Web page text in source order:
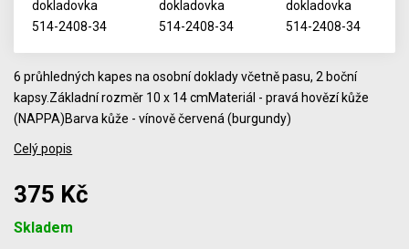
6 průhledných kapes na osobní doklady včetně pasu, 2 boční
kapsy.Základní rozměr 10 x 14 cmMateriál - pravá hovězí kůže
(NAPPA)Barva kůže - vínově červená (burgundy)
Celý popis
375 Kč
Skladem